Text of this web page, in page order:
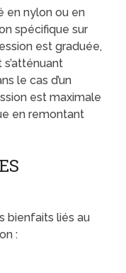
en nylon ou en
spécifique sur
est graduée,
le cas d’un
est maximale
en remontant
bienfaits liés au
: